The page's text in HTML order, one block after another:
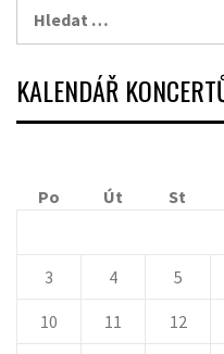
KALENDÁŘ
Po
Út St
3 4 5
10 11 12